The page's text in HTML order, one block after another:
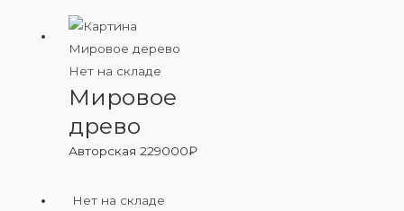
Нет на складе
Мировое
древо
Авторская229000₽
Нет на складе